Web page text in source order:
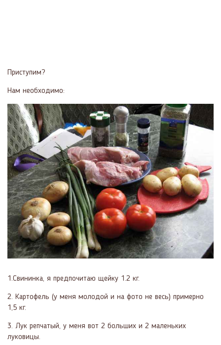
Приступим?
Нам необходимо:
1.Свининка, я предпочитаю щейку 1.2 кг.
2. Картофель (у меня молодой и на фото не весь) примерно
1,5 кг.
3. Лук репчатый, у меня вот 2 больших и 2 маленьких
луковицы.